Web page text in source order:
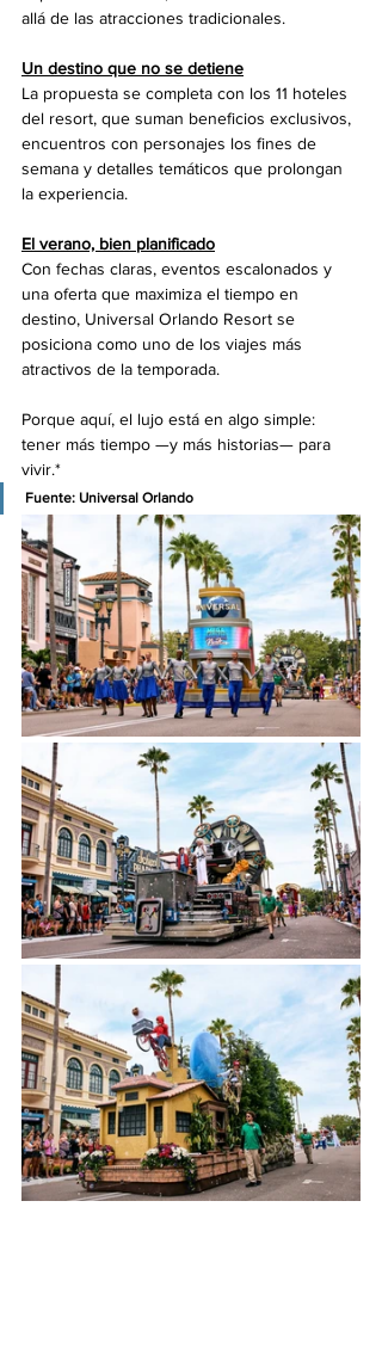
allá de las atracciones tradicionales.
Un destino que no se detiene
La propuesta se completa con los 11 hoteles
del resort, que suman beneficios exclusivos,
encuentros con personajes los fines de
semana y detalles temáticos que prolongan
la experiencia.
El verano, bien planificado
Con fechas claras, eventos escalonados y
una oferta que maximiza el tiempo en
destino, Universal Orlando Resort se
posiciona como uno de los viajes más
atractivos de la temporada.
Porque aquí, el lujo está en algo simple:
tener más tiempo —y más historias— para
vivir.*
Fuente: Universal Orlando